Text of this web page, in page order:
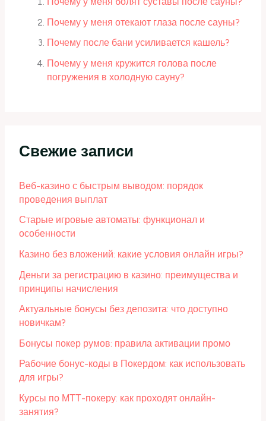
Почему у меня отекают глаза после сауны?
Почему после бани усиливается кашель?
Почему у меня кружится голова после
погружения в холодную сауну?
Свежие записи
Веб-казино с быстрым выводом: порядок
проведения выплат
Старые игровые автоматы: функционал и
особенности
Казино без вложений: какие условия онлайн игры?
Деньги за регистрацию в казино: преимущества и
принципы начисления
Актуальные бонусы без депозита: что доступно
новичкам?
Бонусы покер румов: правила активации промо
Рабочие бонус-коды в Покердом: как использовать
для игры?
Курсы по МТТ-покеру: как проходят онлайн-
занятия?